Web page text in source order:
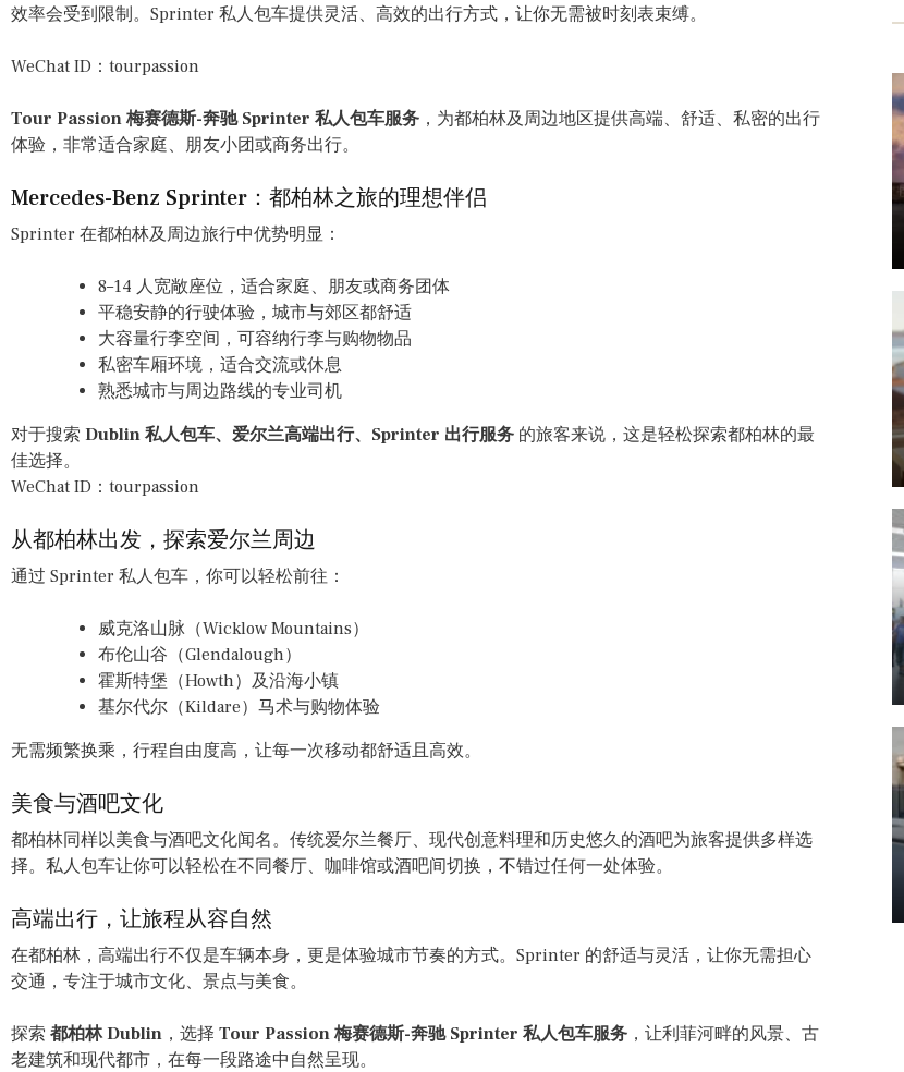
效率会受到限制。Sprinter 私人包车提供灵活、高效的出行方式，让你无需被时刻表束缚。
WeChat ID：tourpassion
Tour Passion 梅赛德斯-奔驰 Sprinter 私人包车服务 ，为都柏林及周边地区提供高端、舒适、私密的出行
体验，非常适合家庭、朋友小团或商务出行。
Mercedes-Benz Sprinter：都柏林之旅的理想伴侣
Sprinter 在都柏林及周边旅行中优势明显：
8–14 人宽敞座位，适合家庭、朋友或商务团体
平稳安静的行驶体验，城市与郊区都舒适
大容量行李空间，可容纳行李与购物物品
私密车厢环境，适合交流或休息
熟悉城市与周边路线的专业司机
对于搜索 Dublin 私人包车、爱尔兰高端出行、Sprinter 出行服务 的旅客来说，这是轻松探索都柏林的最
佳选择。
WeChat ID：tourpassion
从都柏林出发，探索爱尔兰周边
通过 Sprinter 私人包车，你可以轻松前往：
威克洛山脉（Wicklow Mountains）
布伦山谷（Glendalough）
霍斯特堡（Howth）及沿海小镇
基尔代尔（Kildare）马术与购物体验
无需频繁换乘，行程自由度高，让每一次移动都舒适且高效。
美食与酒吧文化
都柏林同样以美食与酒吧文化闻名。传统爱尔兰餐厅、现代创意料理和历史悠久的酒吧为旅客提供多样选
择。私人包车让你可以轻松在不同餐厅、咖啡馆或酒吧间切换，不错过任何一处体验。
高端出行，让旅程从容自然
在都柏林，高端出行不仅是车辆本身，更是体验城市节奏的方式。Sprinter 的舒适与灵活，让你无需担心
交通，专注于城市文化、景点与美食。
探索 都柏林 Dublin ，选择 Tour Passion 梅赛德斯-奔驰 Sprinter 私人包车服务 ，让利菲河畔的风景、古
老建筑和现代都市，在每一段路途中自然呈现。